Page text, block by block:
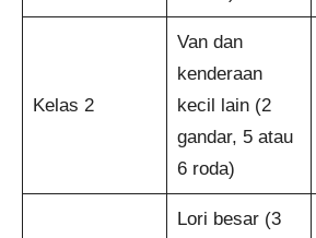
Kelas 2
Van dan
kenderaan
kecil lain (2
gandar, 5 atau
6 roda)
Lori besar (3